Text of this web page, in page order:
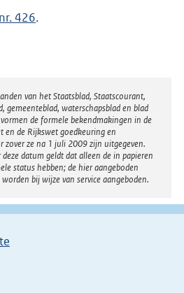
426.
van het Staatsblad, Staatscourant,
gemeenteblad, waterschapsblad en blad
de formele bekendmakingen in de
en de Rijkswet goedkeuring en
zover ze na 1 juli 2009 zijn uitgegeven.
datum geldt dat alleen de in papieren
status hebben; de hier aangeboden
bij wijze van service aangeboden.